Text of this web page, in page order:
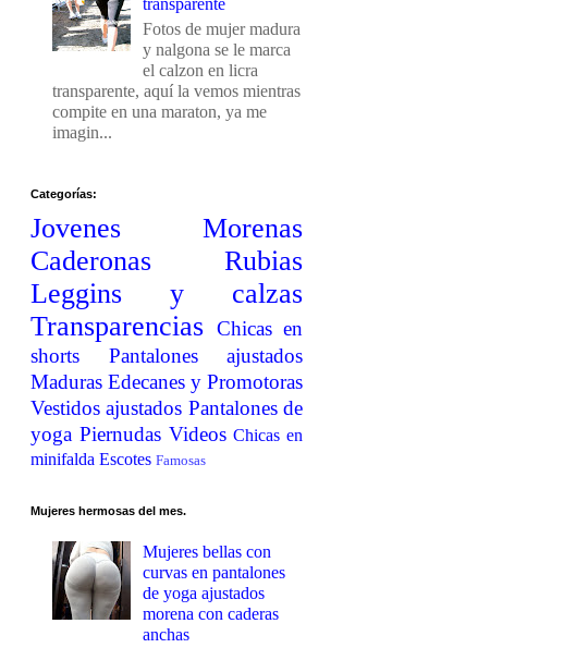
transparente
Fotos de mujer madura
y nalgona se le marca
el calzon en licra
transparente, aquí la vemos mientras
compite en una maraton, ya me
imagin...
Categorías:
Jovenes
Morenas
Caderonas
Rubias
Leggins y calzas
Transparencias Chicas en
shorts
Pantalones ajustados
Maduras Edecanes y Promotoras
Vestidos ajustados Pantalones de
yoga Piernudas Videos Chicas en
minifalda Escotes Famosas
Mujeres hermosas del mes.
Mujeres bellas con
curvas en pantalones
de yoga ajustados
morena con caderas
anchas